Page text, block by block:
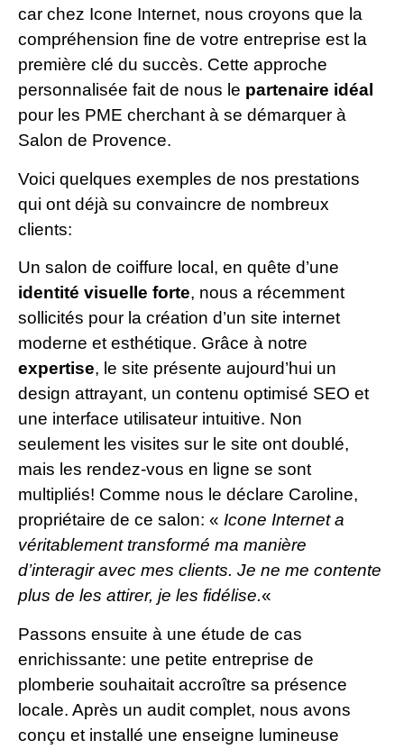
car chez Icone Internet, nous croyons que la
compréhension fine de votre entreprise est la
première clé du succès. Cette approche
personnalisée fait de nous le partenaire idéal
pour les PME cherchant à se démarquer à
Salon de Provence.
Voici quelques exemples de nos prestations
qui ont déjà su convaincre de nombreux
clients:
Un salon de coiffure local, en quête d’une
identité visuelle forte, nous a récemment
sollicités pour la création d’un site internet
moderne et esthétique. Grâce à notre
expertise, le site présente aujourd’hui un
design attrayant, un contenu optimisé SEO et
une interface utilisateur intuitive. Non
seulement les visites sur le site ont doublé,
mais les rendez-vous en ligne se sont
multipliés! Comme nous le déclare Caroline,
propriétaire de ce salon: « Icone Internet a
véritablement transformé ma manière
d’interagir avec mes clients. Je ne me contente
plus de les attirer, je les fidélise.«
Passons ensuite à une étude de cas
enrichissante: une petite entreprise de
plomberie souhaitait accroître sa présence
locale. Après un audit complet, nous avons
conçu et installé une enseigne lumineuse